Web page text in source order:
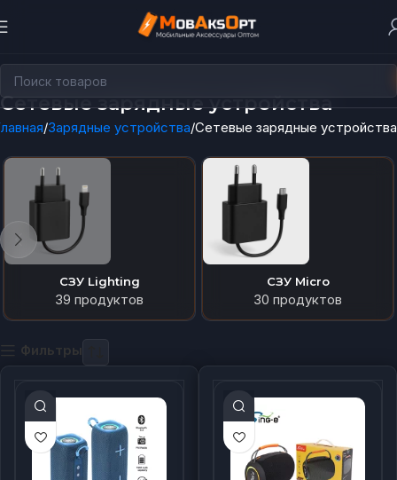
Сетевые зарядные устройства
Зарядные устройства Сетевые зарядные устройства
СЗУ Lighting
39 продуктов
СЗУ Micro
30 продуктов
Фильтры